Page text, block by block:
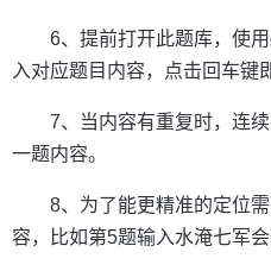
6、提前打开此题库，使
入对应题目内容，点击回车键
7、当内容有重复时，连
一题内容。
8、为了能更精准的定位
容，比如第5题输入水淹七军会